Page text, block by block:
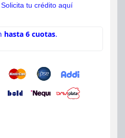
Solicita tu crédito aquí